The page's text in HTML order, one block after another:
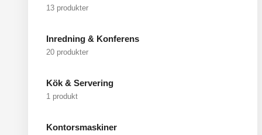
13 produkter
Inredning & Konferens
20 produkter
Kök & Servering
1 produkt
Kontorsmaskiner